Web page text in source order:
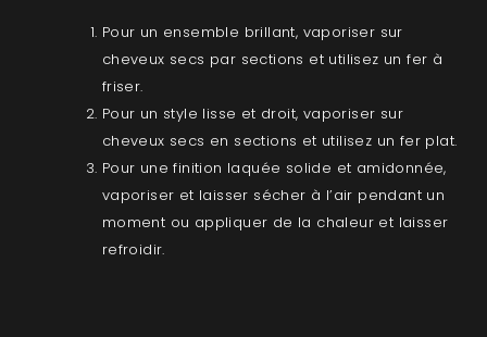
Pour un ensemble brillant, vaporiser sur
cheveux secs par sections et utilisez un fer à
friser.
Pour un style lisse et droit, vaporiser sur
cheveux secs en sections et utilisez un fer plat.
Pour une finition laquée solide et amidonnée,
vaporiser et laisser sécher à l’air pendant un
moment ou appliquer de la chaleur et laisser
refroidir.